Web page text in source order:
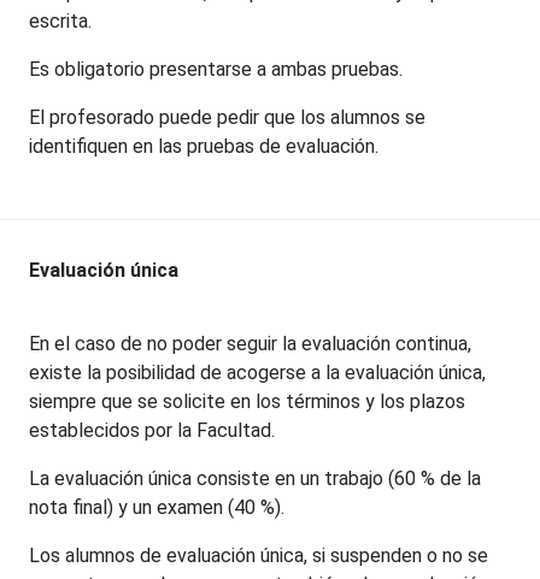
escrita.
Es obligatorio presentarse a ambas pruebas.
El profesorado puede pedir que los alumnos se
identifiquen en las pruebas de evaluación.
Evaluación única
En el caso de no poder seguir la evaluación continua,
existe la posibilidad de acogerse a la evaluación única,
siempre que se solicite en los términos y los plazos
establecidos por la Facultad.
La evaluación única consiste en un trabajo (60 % de la
nota final) y un examen (40 %).
Los alumnos de evaluación única, si suspenden o no se